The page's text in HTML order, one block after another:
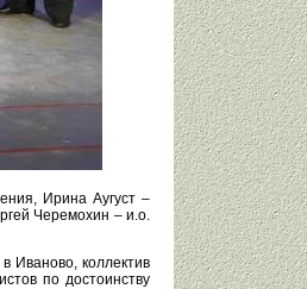
Ирина Аугуст –
Черемохин – и.о.
Иваново, коллектив
по достоинству